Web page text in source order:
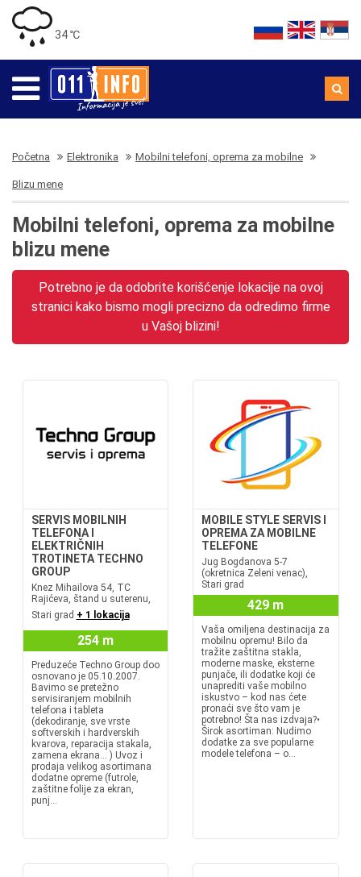
34 ℃
Početna Elektronika Mobilni telefoni, oprema za mobilne
Blizu mene
Mobilni telefoni, oprema za mobilne
blizu mene
Potrebno je da odobrite korišćenje lokacije na ovoj
stranici kako bismo mogli precizno da odredimo firme
u Vašoj blizini!
SERVIS MOBILNIH
TELEFONA I
ELEKTRIČNIH
TROTINETA TECHNO
GROUP
Knez Mihailova 54, TC
Rajićeva, štand u suterenu,
Stari grad + 1 lokacija
254 m
Preduzeće Techno Group doo
osnovano je 05.10.2007.
Bavimo se pretežno
servisiranjem mobilnih
telefona i tableta
(dekodiranje, sve vrste
softverskih i hardverskih
kvarova, reparacija stakala,
zamena ekrana... ) Uvoz i
prodaja velikog asortimana
dodatne opreme (futrole,
zaštitne folije za ekran,
punj...
MOBILE STYLE SERVIS I
OPREMA ZA MOBILNE
TELEFONE
Jug Bogdanova 5-7
(okretnica Zeleni venac),
Stari grad
429 m
Vaša omiljena destinacija za
mobilnu opremu! Bilo da
tražite zaštitna stakla,
moderne maske, eksterne
punjače, ili dodatke koji će
unaprediti vaše mobilno
iskustvo – kod nas ćete
pronaći sve što vam je
potrebno! Šta nas izdvaja?•
Širok asortiman: Nudimo
dodatke za sve popularne
modele telefona – o...